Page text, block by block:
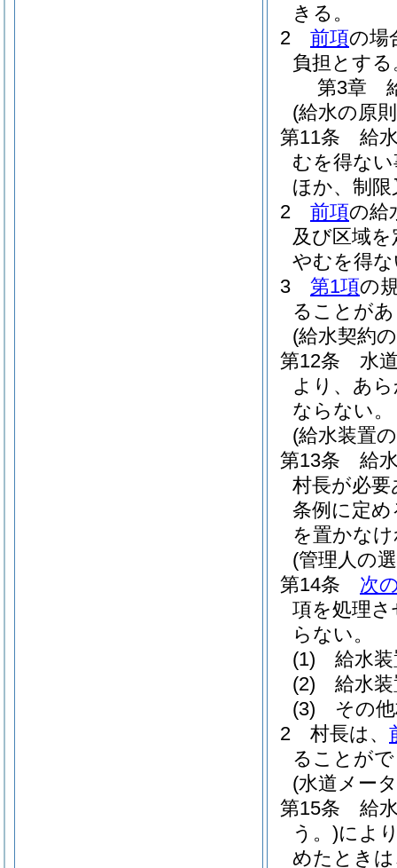
きる。
2
前項の場
負担とする
第3章
(給水の原
第11条
給
むを得な
ほか、制
2
前項の給
及び区域
やむを得
3
第1項の
ることが
(給水契約
第12条
水
より、あ
ならない。
(給水装置
第13条
給
村長が必
条例に定
を置かな
(管理人の
第14条
次
項を処理
らない。
(1)
給水
(2)
給水
(3)
その
2
村長は、
ることが
(水道メー
第15条
給
う。)によ
めたとき